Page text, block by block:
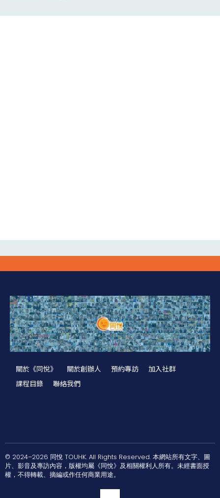
關於《同悅》 關於創辦人 預約專訪
加入社群
課程目錄
聯絡我們
© 2024–2026 同悅 TOUHK. All Rights Reserved. 本網站所有文字、圖
片、影音及專訪內容，版權均屬《同悅》及相關權利人所有。未經書面授
權，不得轉載、摘編或作任何商業用途。